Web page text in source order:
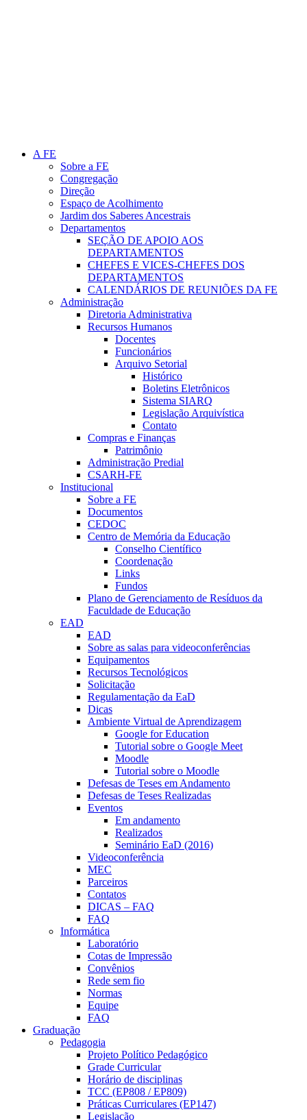
A FE
Sobre a FE
Congregação
Direção
Espaço de Acolhimento
Jardim dos Saberes Ancestrais
Departamentos
SEÇÃO DE APOIO AOS
DEPARTAMENTOS
CHEFES E VICES-CHEFES DOS
DEPARTAMENTOS
CALENDÁRIOS DE REUNIÕES DA FE
Administração
Diretoria Administrativa
Recursos Humanos
Docentes
Funcionários
Arquivo Setorial
Histórico
Boletins Eletrônicos
Sistema SIARQ
Legislação Arquivística
Contato
Compras e Finanças
Patrimônio
Administração Predial
CSARH-FE
Institucional
Sobre a FE
Documentos
CEDOC
Centro de Memória da Educação
Conselho Científico
Coordenação
Links
Fundos
Plano de Gerenciamento de Resíduos da
Faculdade de Educação
EAD
EAD
Sobre as salas para videoconferências
Equipamentos
Recursos Tecnológicos
Solicitação
Regulamentação da EaD
Dicas
Ambiente Virtual de Aprendizagem
Google for Education
Tutorial sobre o Google Meet
Moodle
Tutorial sobre o Moodle
Defesas de Teses em Andamento
Defesas de Teses Realizadas
Eventos
Em andamento
Realizados
Seminário EaD (2016)
Videoconferência
MEC
Parceiros
Contatos
DICAS – FAQ
FAQ
Informática
Laboratório
Cotas de Impressão
Convênios
Rede sem fio
Normas
Equipe
FAQ
Graduação
Pedagogia
Projeto Político Pedagógico
Grade Curricular
Horário de disciplinas
TCC (EP808 / EP809)
Práticas Curriculares (EP147)
Legislação